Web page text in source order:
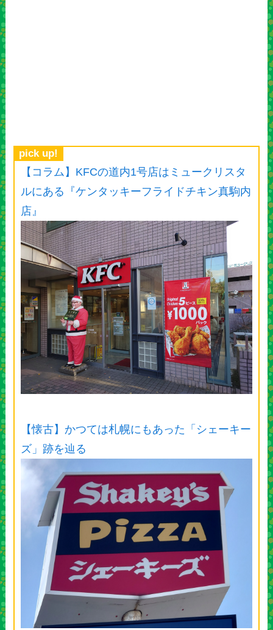
pick up!
【コラム】KFCの道内1号店はミュークリスタ
ルにある『ケンタッキーフライドチキン真駒内
店』
【懐古】かつては札幌にもあった「シェーキー
ズ」跡を辿る